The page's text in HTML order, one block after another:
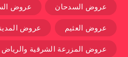
عروض السدحان عروض
عروض العثيم عروض
عروض المزرعة الشرقية والرياض